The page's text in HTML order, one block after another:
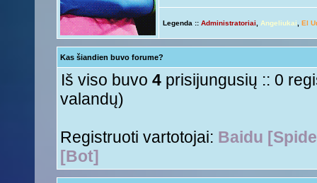
Nesquik« Ant 01 Rgs, 2015 6:12 pm »ačiū ačiū ir jus
Anny!« Ant 01 Rgs, 2015 11:50 am »Ir tave
Tori« Ant 01 Rgs, 2015 11:17 am »Su naujais mokslo metais
aha
Legenda :: Administratoriai Angeliukai El
Kas šiandien buvo forume?
Iš viso buvo 4 prisijungusių :: 0
valandų)
Registruoti vartotojai: Baidu
[Bot]